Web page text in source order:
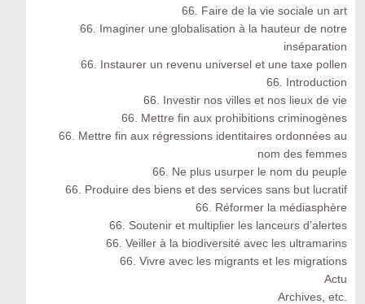
66. Faire de la vie sociale un art
66. Imaginer une globalisation à la hauteur de notre
inséparation
66. Instaurer un revenu universel et une taxe pollen
66. Introduction
66. Investir nos villes et nos lieux de vie
66. Mettre fin aux prohibitions criminogènes
66. Mettre fin aux régressions identitaires ordonnées au
nom des femmes
66. Ne plus usurper le nom du peuple
66. Produire des biens et des services sans but lucratif
66. Réformer la médiasphère
66. Soutenir et multiplier les lanceurs d’alertes
66. Veiller à la biodiversité avec les ultramarins
66. Vivre avec les migrants et les migrations
Actu
Archives, etc.